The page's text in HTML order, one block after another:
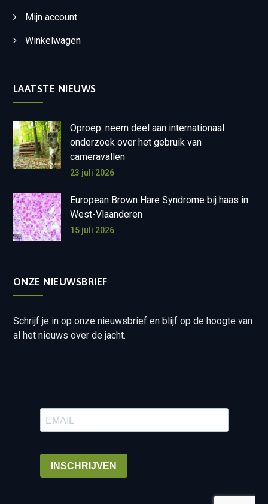
Mijn account
Winkelwagen
LAATSTE NIEUWS
Oproep: neem deel aan internationaal
onderzoek over het gebruik van
cameravallen
23 juli 2026
European Brown Hare Syndrome bij haas in
West-Vlaanderen
15 juli 2026
ONZE NIEUWSBRIEF
Schrijf je in op onze nieuwsbrief en blijf op de hoogte van
al het nieuws over de jacht.